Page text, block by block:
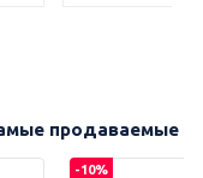
продаваемые
-10%